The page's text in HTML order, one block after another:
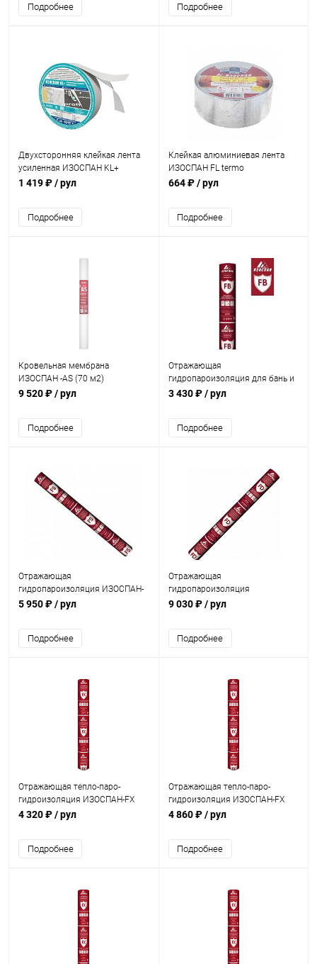
Подробнее Подробнее
Двухсторонняя клейкая лента
усиленная ИЗОСПАН KL+
1 419 ₽/ рул
Подробнее
Клейкая алюминиевая лента
ИЗОСПАН FL termo
664 ₽/ рул
Подробнее
Кровельная мембрана
ИЗОСПАН -АS (70 м2)
9 520 ₽/ рул
Подробнее
Отражающая
гидропароизоляция для бань и
саун ИЗОСПАН-FB(70м2)
3 430 ₽/ рул
Подробнее
Отражающая
гидропароизоляция ИЗОСПАН-
FS(70м2)
5 950 ₽/ рул
Подробнее
Отражающая
гидропароизоляция
повышенной прочности
9 030 ₽/ рул
Подробнее
Отражающая тепло-паро-
гидроизоляция ИЗОСПАН-FX
(2mm)(70м2)
4 320 ₽/ рул
Подробнее
Отражающая тепло-паро-
гидроизоляция ИЗОСПАН-FX
(3mm)(70м2)
4 860 ₽/ рул
Подробнее